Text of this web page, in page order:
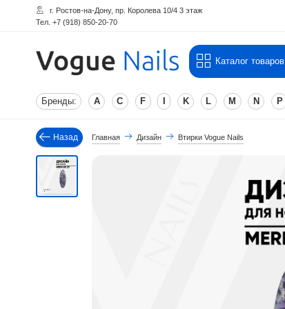
г. Ростов-на-Дону, пр. Королева 10/4 3 этаж
Тел. +7 (918) 850-20-70
Каталог товаров
Бренды: A C F K L M N P
Назад Главная Дизайн Втирки Vogue Nails